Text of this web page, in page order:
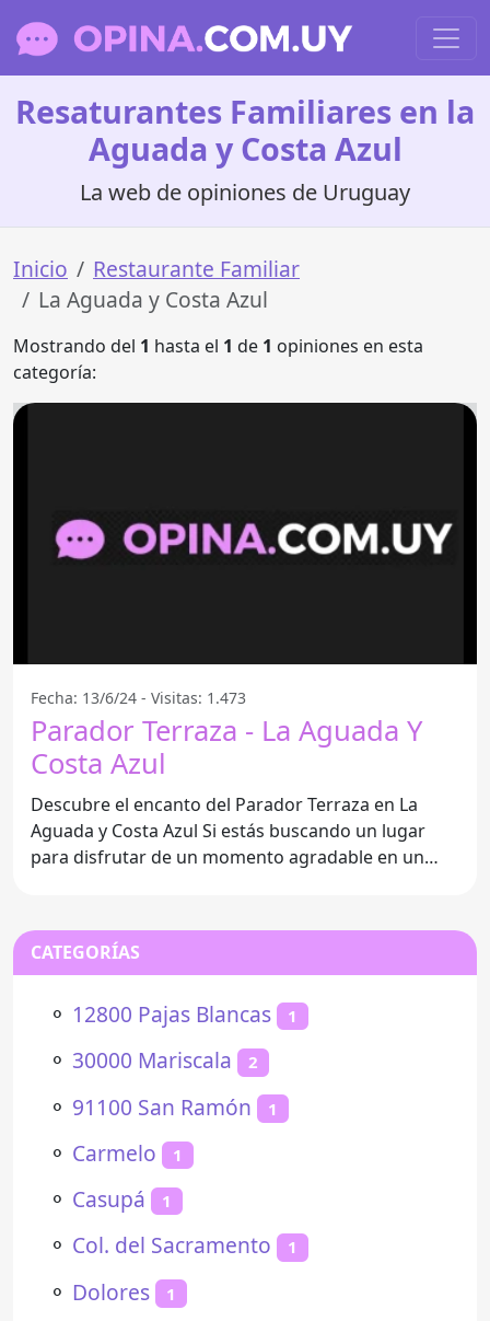
Resaturantes Familiares en la
Aguada y Costa Azul
La web de opiniones de Uruguay
Inicio
Restaurante Familiar
La Aguada y Costa Azul
Mostrando del 1 hasta el 1 de 1 opiniones en esta
categoría:
Fecha: 13/6/24 - Visitas: 1.473
Parador Terraza - La Aguada Y
Costa Azul
Descubre el encanto del Parador Terraza en La
Aguada y Costa Azul Si estás buscando un lugar
para disfrutar de un momento agradable en un
CATEGORÍAS
⚬ 12800 Pajas Blancas 1
⚬ 30000 Mariscala 2
⚬ 91100 San Ramón 1
⚬ Carmelo 1
⚬ Casupá 1
⚬ Col. del Sacramento 1
⚬ Dolores 1